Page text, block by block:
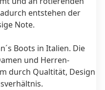
entstehen der
Note.
Boots in Italien. Die
und Herren-
durch Qualtität, Design